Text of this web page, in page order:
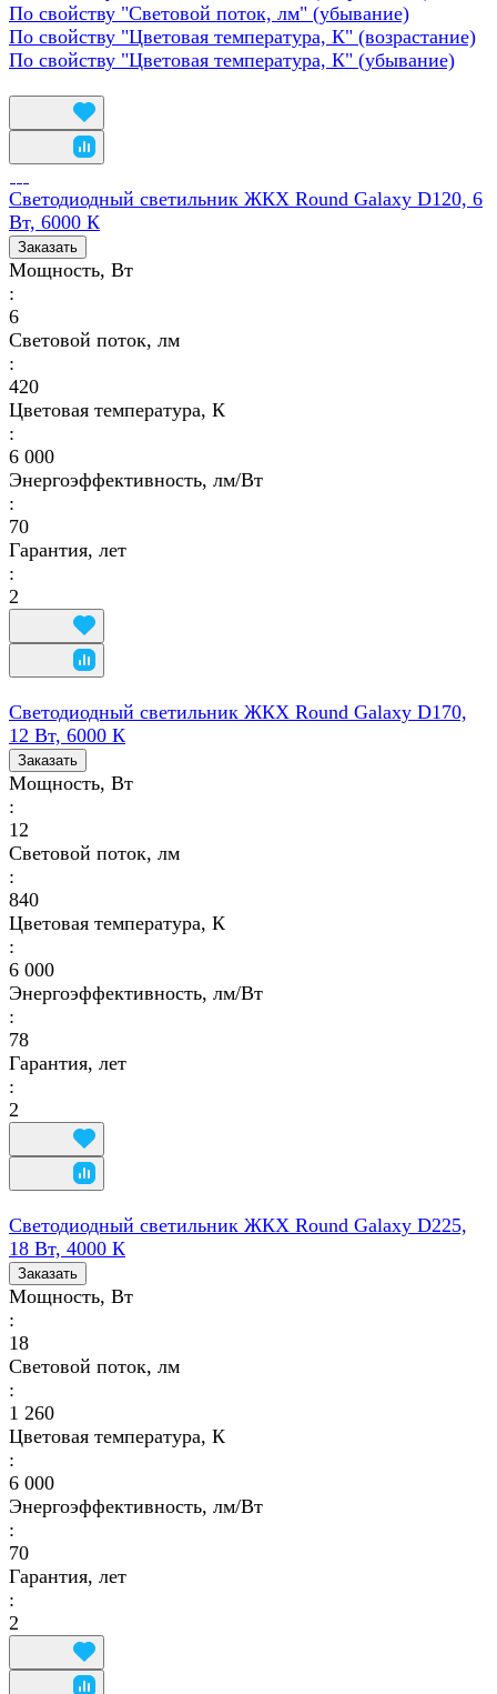
По свойству "Световой поток, лм" (убывание)
По свойству "Цветовая температура, К" (возрастание)
По свойству "Цветовая температура, К" (убывание)
Светодиодный светильник ЖКХ Round Galaxy D120, 6
Вт, 6000 К
Заказать
Мощность, Вт
:
6
Световой поток, лм
:
420
Цветовая температура, К
:
6 000
Энергоэффективность, лм/Вт
:
70
Гарантия, лет
:
2
Светодиодный светильник ЖКХ Round Galaxy D170,
12 Вт, 6000 К
Заказать
Мощность, Вт
:
12
Световой поток, лм
:
840
Цветовая температура, К
:
6 000
Энергоэффективность, лм/Вт
:
78
Гарантия, лет
:
2
Светодиодный светильник ЖКХ Round Galaxy D225,
18 Вт, 4000 К
Заказать
Мощность, Вт
:
18
Световой поток, лм
:
1 260
Цветовая температура, К
:
6 000
Энергоэффективность, лм/Вт
:
70
Гарантия, лет
:
2